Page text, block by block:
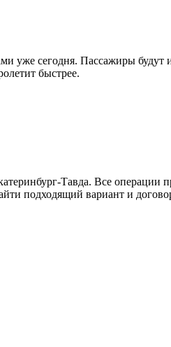
уже сегодня. Пассажиры будут
быстрее.
Тавда. Все операции
подходящий вариант и